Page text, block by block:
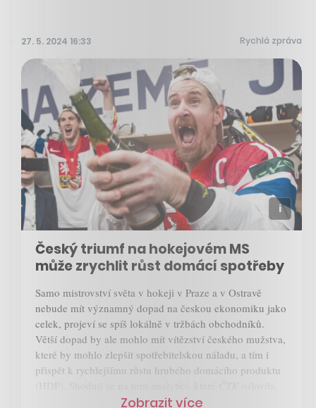
27. 5. 2024 16:33 Rychlá zpráva
Český triumf na hokejovém MS
může zrychlit růst domácí spotřeby
Samo mistrovství světa v hokeji v Praze a v Ostravě
nebude mít významný dopad na českou ekonomiku jako
celek, projeví se spíš lokálně v tržbách obchodníků.
Větší dopad by ale mohlo mít vítězství českého mužstva,
které by mohlo zlepšit spotřebitelskou náladu, a tím i
přispět k rychlejšímu růstu hrubého domácího produktu
Zobrazit více